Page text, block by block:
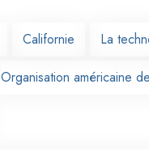
Californie La
Organisation américaine